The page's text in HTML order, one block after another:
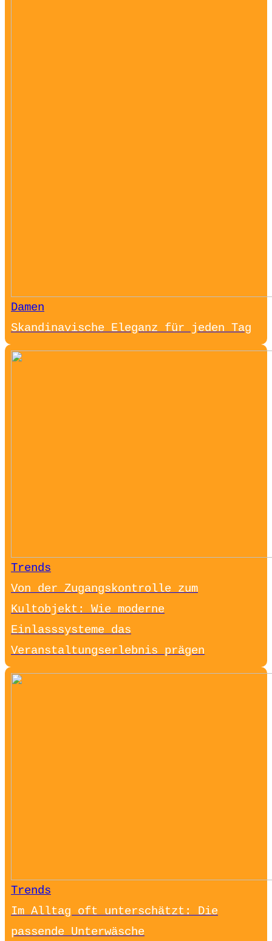
Damen
Skandinavische Eleganz für jeden Tag
Trends
Von der Zugangskontrolle zum
Kultobjekt: Wie moderne
Einlasssysteme das
Veranstaltungserlebnis prägen
Trends
Im Alltag oft unterschätzt: Die
passende Unterwäsche